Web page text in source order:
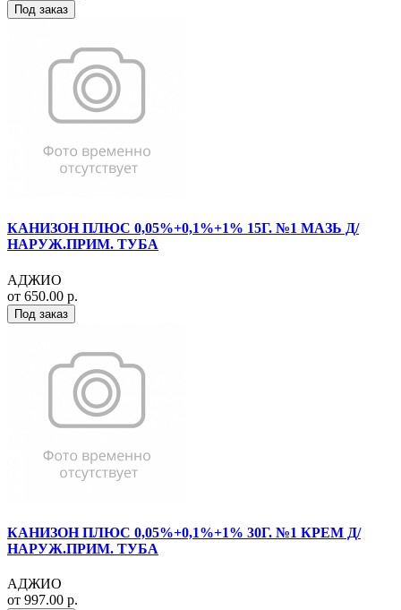
Под заказ
КАНИЗОН ПЛЮС 0,05%+0,1%+1% 15Г. №1 МАЗЬ Д/
НАРУЖ.ПРИМ. ТУБА
АДЖИО
от 650.00 р.
Под заказ
КАНИЗОН ПЛЮС 0,05%+0,1%+1% 30Г. №1 КРЕМ Д/
НАРУЖ.ПРИМ. ТУБА
АДЖИО
от 997.00 р.